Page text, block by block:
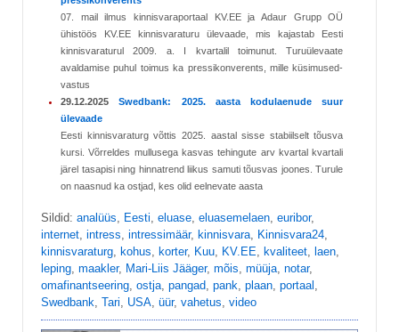
07. mail ilmus kinnisvaraportaal KV.EE ja Adaur Grupp OÜ
ühistöös KV.EE kinnisvaraturu ülevaade, mis kajastab Eesti
kinnisvaraturul 2009. a. I kvartalil toimunut. Turuülevaate
avaldamise puhul toimus ka pressikonverents, mille küsimused-
vastus
29.12.2025Swedbank: 2025. aasta kodulaenude suur
ülevaade
Eesti kinnisvaraturg võttis 2025. aastal sisse stabiilselt tõusva
kursi. Võrreldes mullusega kasvas tehingute arv kvartal kvartali
järel tasapisi ning hinnatrend liikus samuti tõusvas joones. Turule
on naasnud ka ostjad, kes olid eelnevate aasta
Sildid: analüüs, Eesti, eluase, eluasemelaen, euribor,
internet, intress, intressimäär, kinnisvara, Kinnisvara24,
kinnisvaraturg, kohus, korter, Kuu, KV.EE, kvaliteet, laen,
leping, maakler, Mari-Liis Jääger, mõis, müüja, notar,
omafinantseering, ostja, pangad, pank, plaan, portaal ,
Swedbank, Tari, USA, üür, vahetus, video